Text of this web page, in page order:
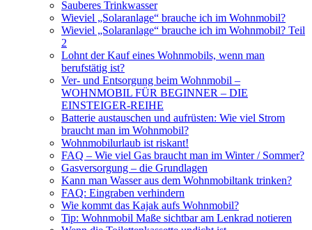
Sauberes Trinkwasser
Wieviel „Solaranlage“ brauche ich im Wohnmobil?
Wieviel „Solaranlage“ brauche ich im Wohnmobil? Teil
2
Lohnt der Kauf eines Wohnmobils, wenn man
berufstätig ist?
Ver- und Entsorgung beim Wohnmobil –
WOHNMOBIL FÜR BEGINNER – DIE
EINSTEIGER-REIHE
Batterie austauschen und aufrüsten: Wie viel Strom
braucht man im Wohnmobil?
Wohnmobilurlaub ist riskant!
FAQ – Wie viel Gas braucht man im Winter / Sommer?
Gasversorgung – die Grundlagen
Kann man Wasser aus dem Wohnmobiltank trinken?
FAQ: Eingraben verhindern
Wie kommt das Kajak aufs Wohnmobil?
Tip: Wohnmobil Maße sichtbar am Lenkrad notieren